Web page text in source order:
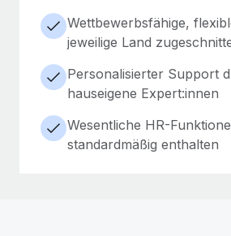
Wettbewerbsfähige,
jeweilige Land
Personalisierter Support
hauseigene Expert:innen
Wesentliche HR-
standardmäßig enthalten